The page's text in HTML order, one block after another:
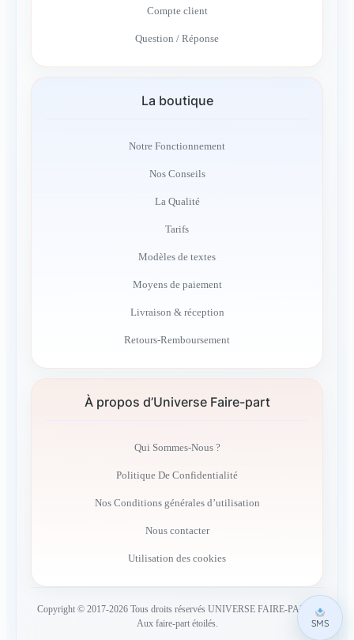
Compte client
Question / Réponse
La boutique
Notre Fonctionnement
Nos Conseils
La Qualité
Tarifs
Modèles de textes
Moyens de paiement
Livraison & réception
Retours-Remboursement
À propos d’Universe Faire-part
Qui Sommes-Nous ?
Politique De Confidentialité
Nos Conditions générales d’utilisation
Nous contacter
Utilisation des cookies
Copyright © 2017-2026 Tous droits réservés UNIVERSE FAIRE-PART –
Aux faire-part étoilés.
SMS